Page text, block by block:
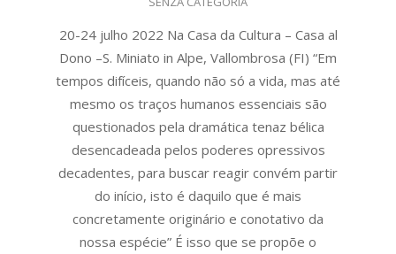
19
20-24 julho 2022 Na Casa da Cultura – Casa al
Dono –S. Miniato in Alpe, Vallombrosa (FI) “Em
tempos difíceis, quando não só a vida, mas até
mesmo os traços humanos essenciais são
questionados pela dramática tenaz bélica
desencadeada pelos poderes opressivos
decadentes, para buscar reagir convém partir
do início, isto é daquilo que é mais
concretamente originário e conotativo da
nossa espécie” É isso que se propõe o